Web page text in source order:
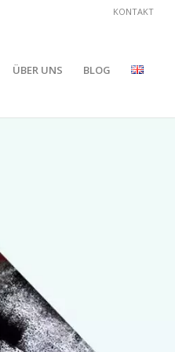
KONTAKT
ÜBER UNS BLOG